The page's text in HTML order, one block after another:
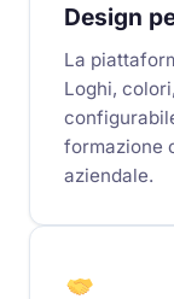
Design
La
Loghi,
formazione
aziendale.